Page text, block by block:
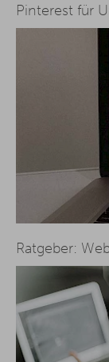
Pinterest für
Ratgeber: